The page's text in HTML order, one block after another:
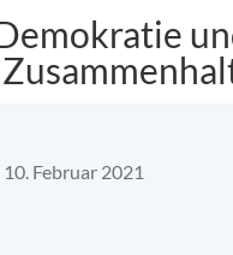
10. Februar 2021